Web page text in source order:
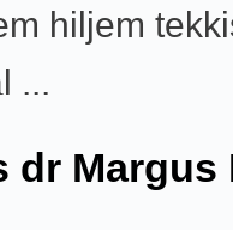
hiljem
...
dr Margus